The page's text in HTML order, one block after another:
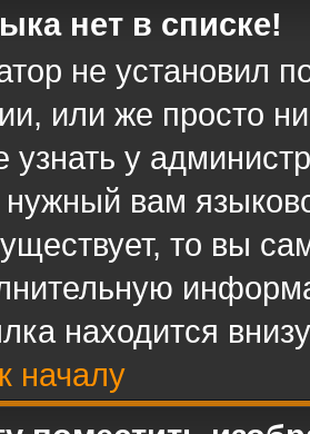
нет в списке!
не установил
или же просто
узнать у
нужный вам
то вы
находится
началу